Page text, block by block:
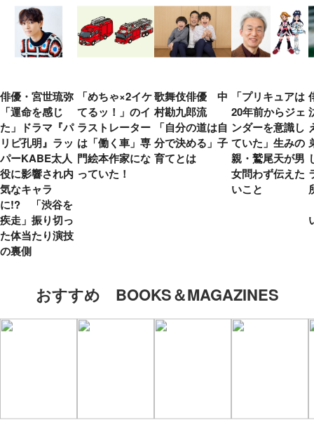
俳優・宮世琉弥
「運命を感じ
た」ドラマ『パ
リピ孔明』ラッ
パーKABE太人
役に影響され内
気なキャラ
に!? 「渋谷を
疾走」振り切っ
た体当たり演技
の裏側
「めちゃ×2イケ
てるッ！」のイ
ラストレーター
は「働く車」専
門絵本作家にな
っていた！
歌舞伎俳優 中
村勘九郎流
「自分の道は自
分で決める」子
育てとは
「プリキュアは
20年前からジェ
ンダーを意識し
ていた」生みの
親・鷲尾天が男
女問わず伝えた
いこと
おすすめ BOOKS＆MAGAZINES